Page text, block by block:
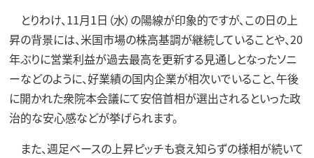
とりわけ、11月1日（水）の陽線が印象的ですが、この日の上
昇の背景には、米国市場の株高基調が継続していることや、20
年ぶりに営業利益が過去最高を更新する見通しとなったソニ
ーなどのように、好業績の国内企業が相次いでいること、午後
に開かれた衆院本会議にて安倍首相が選出されるといった政
治的な安心感などが挙げられます。
また、週足ベースの上昇ピッチも衰え知らずの様相が続いて